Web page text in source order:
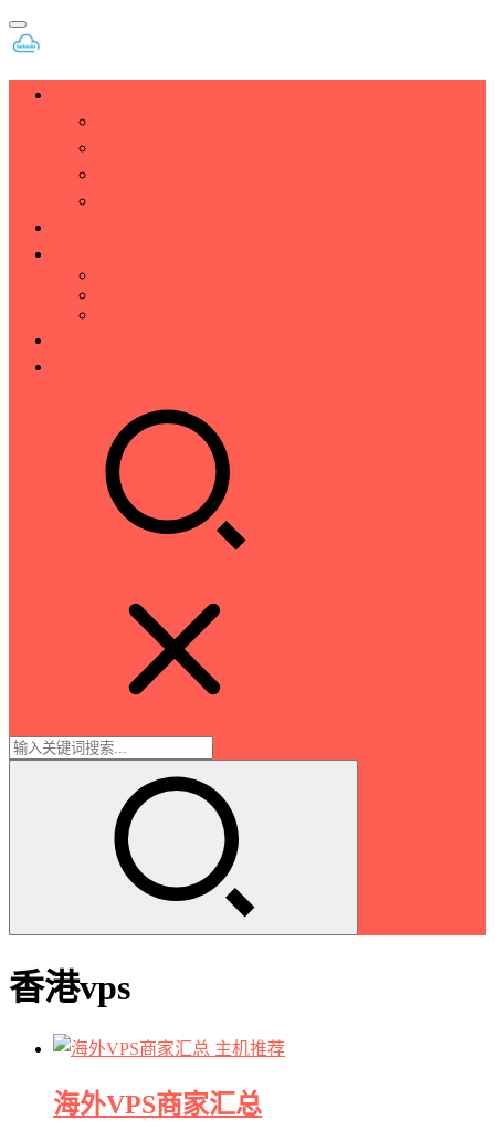
香港vps
主机推荐
海外VPS商家汇总